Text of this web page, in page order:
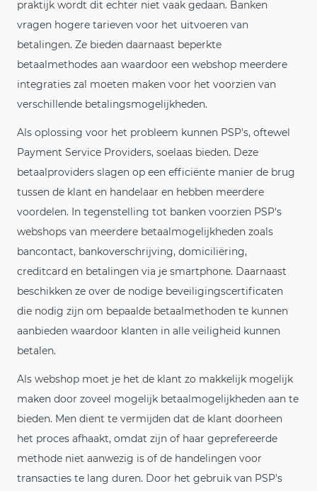
praktijk wordt dit echter niet vaak gedaan. Banken
vragen hogere tarieven voor het uitvoeren van
betalingen. Ze bieden daarnaast beperkte
betaalmethodes aan waardoor een webshop meerdere
integraties zal moeten maken voor het voorzien van
verschillende betalingsmogelijkheden.
Als oplossing voor het probleem kunnen PSP's, oftewel
Payment Service Providers, soelaas bieden. Deze
betaalproviders slagen op een efficiënte manier de brug
tussen de klant en handelaar en hebben meerdere
voordelen. In tegenstelling tot banken voorzien PSP's
webshops van meerdere betaalmogelijkheden zoals
bancontact, bankoverschrijving, domiciliëring,
creditcard en betalingen via je smartphone. Daarnaast
beschikken ze over de nodige beveiligingscertificaten
die nodig zijn om bepaalde betaalmethoden te kunnen
aanbieden waardoor klanten in alle veiligheid kunnen
betalen.
Als webshop moet je het de klant zo makkelijk mogelijk
maken door zoveel mogelijk betaalmogelijkheden aan te
bieden. Men dient te vermijden dat de klant doorheen
het proces afhaakt, omdat zijn of haar geprefereerde
methode niet aanwezig is of de handelingen voor
transacties te lang duren. Door het gebruik van PSP's